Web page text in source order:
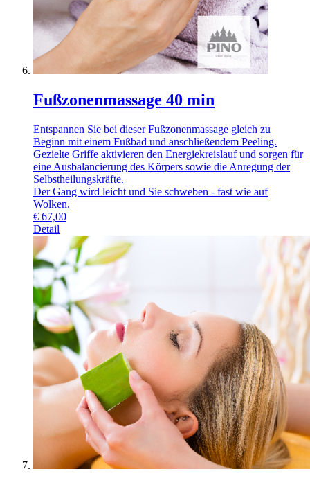
Fußzonenmassage 40 min
Entspannen Sie bei dieser Fußzonenmassage gleich zu
Beginn mit einem Fußbad und anschließendem Peeling.
Gezielte Griffe aktivieren den Energiekreislauf und sorgen für
eine Ausbalancierung des Körpers sowie die Anregung der
Selbstheilungskräfte.
Der Gang wird leicht und Sie schweben - fast wie auf
Wolken.
€ 67,00
Detail